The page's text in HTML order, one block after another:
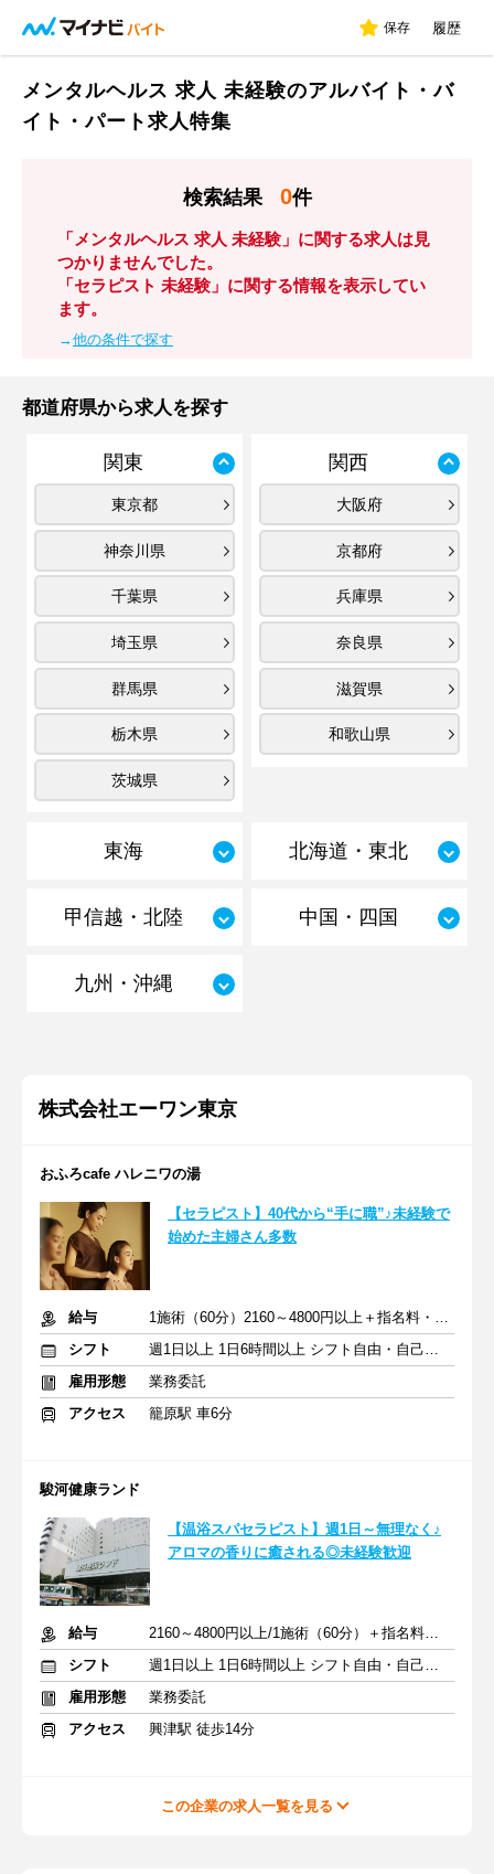
保存 履歴
メンタルヘルス 求人 未経験のアルバイト・バ
イト・パート求人特集
検索結果 0件
「メンタルヘルス 求人 未経験」に関する求人は見
つかりませんでした。
「セラピスト 未経験」に関する情報を表示してい
ます。
→他の条件で探す
都道府県から求人を探す
関東
東京都
神奈川県
千葉県
埼玉県
群馬県
栃木県
茨城県
関西
大阪府
京都府
兵庫県
奈良県
滋賀県
和歌山県
東海 北海道・東北
甲信越・北陸 中国・四国
九州・沖縄
株式会社エーワン東京
おふろcafe ハレニワの湯
【セラピスト】40代から“手に職”♪未経験で
始めた主婦さん多数
給与
1施術（60分）2160～4800円以上＋指名料・インセン
シフト
週1日以上 1日6時間以上 シフト自由・自己申告
雇用形態
業務委託
アクセス
籠原駅 車6分
駿河健康ランド
【温浴スパセラピスト】週1日～無理なく♪
アロマの香りに癒される◎未経験歓迎
給与
2160～4800円以上/1施術（60分）＋指名料・インセン
シフト
週1日以上 1日6時間以上 シフト自由・自己申告
雇用形態
業務委託
アクセス
興津駅 徒歩14分
この企業の求人一覧を見る